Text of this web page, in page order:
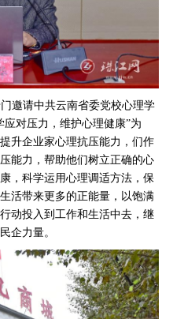
请中共云南省委党校心理学
对压力，维护心理健康”为
升企业家心理抗压能力，们作
能力，帮助他们树立正确的心
，科学运用心理调适方法，保
活带来更多的正能量，以饱满
动投入到工作和生活中去，继
企力量。